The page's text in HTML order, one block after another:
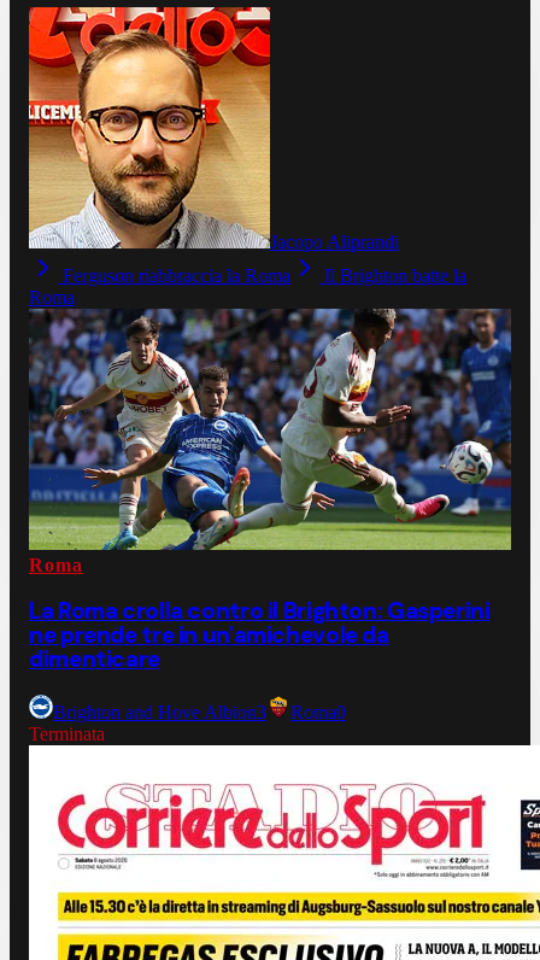
Jacopo Aliprandi
Ferguson riabbraccia la Roma
Il Brighton batte la
Roma
Roma
La Roma crolla contro il Brighton: Gasperini
ne prende tre in un'amichevole da
dimenticare
Brighton and Hove Albion3 Roma0
Terminata